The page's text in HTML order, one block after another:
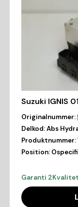
Suzuki IGNIS
Originalnummer:
Delkod:Abs
Produktnummer:
Position:
Garanti 2